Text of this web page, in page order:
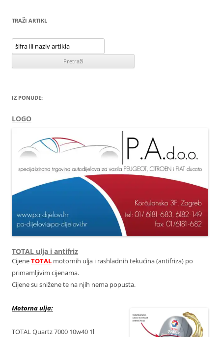
TRAŽI ARTIKL
IZ PONUDE:
LOGO
TOTAL ulja i antifriz
CijeneTOTAL motornih ulja i rashladnih tekućina (antifriza) po
primamljivim cijenama.
Cijene su snižene te na njih nema popusta.
Motorna ulja:
TOTAL Quartz 7000 10w40 1l